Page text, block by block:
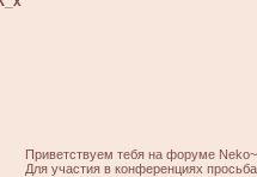
Приветствуем тебя на форуме
Для участия в конференциях